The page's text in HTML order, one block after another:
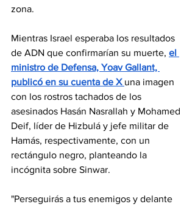
zona.
Mientras Israel esperaba los resultados
de ADN que confirmarían su muerte, el
ministro de Defensa, Yoav Gallant,
publicó en su cuenta de X una imagen
con los rostros tachados de los
asesinados Hasán Nasrallah y Mohamed
Deif, líder de Hizbulá y jefe militar de
Hamás, respectivamente, con un
rectángulo negro, planteando la
incógnita sobre Sinwar.
"Perseguirás a tus enemigos y delante